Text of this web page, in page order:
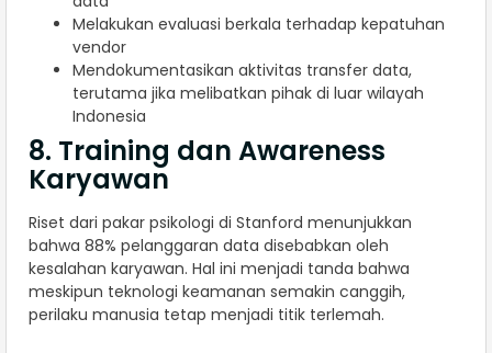
Melakukan evaluasi berkala terhadap kepatuhan
vendor
Mendokumentasikan aktivitas transfer data,
terutama jika melibatkan pihak di luar wilayah
Indonesia
8. Training dan Awareness
Karyawan
Riset dari pakar psikologi di Stanford menunjukkan
bahwa 88% pelanggaran data disebabkan oleh
kesalahan karyawan. Hal ini menjadi tanda bahwa
meskipun teknologi keamanan semakin canggih,
perilaku manusia tetap menjadi titik terlemah.